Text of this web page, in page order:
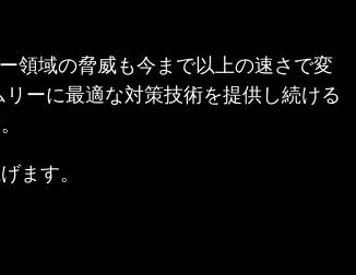
領域の脅威も今まで以上の速さで変
ーに最適な対策技術を提供し続ける
ます。